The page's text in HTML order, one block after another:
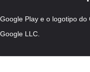
Google Play e o logotipo
Google LLC.